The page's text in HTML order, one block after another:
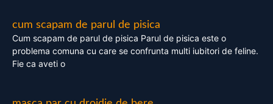
cum scapam de parul de pisica
Cum scapam de parul de pisica Parul de pisica este o
problema comuna cu care se confrunta multi iubitori de feline.
Fie ca aveti o